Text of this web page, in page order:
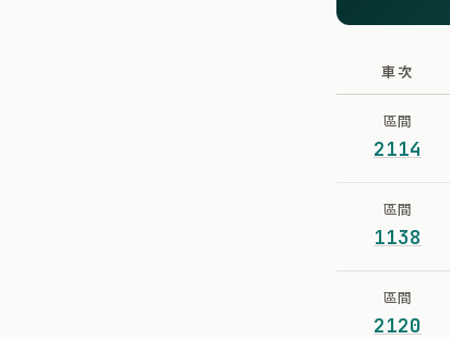
車次
區間
2114
區間
1138
區間
2120